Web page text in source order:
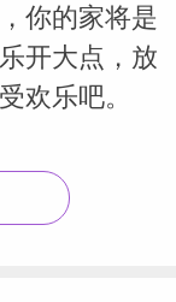
Susan
你的家将是
开大点，放
欢乐吧。